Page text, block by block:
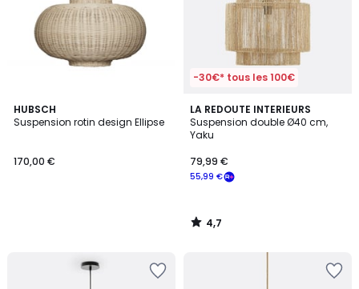
HUBSCH
Suspension rotin design Ellipse
170,00 €
-30€* tous les 100€
LA REDOUTE INTERIEURS
Suspension double Ø40 cm,
Yaku
55,99 €
79,99 €
4,7
/ 5
4,7
/